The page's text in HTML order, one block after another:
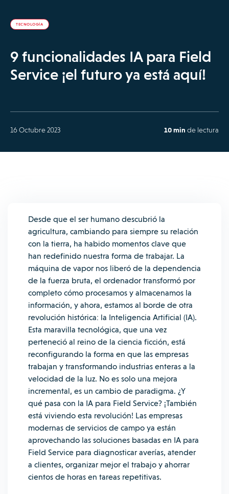
TECNOLOGÍA
9 funcionalidades IA para Field
Service ¡el futuro ya está aquí!
16 Octubre 2023 10 min de lectura
Desde que el ser humano descubrió la
agricultura, cambiando para siempre su relación
con la tierra, ha habido momentos clave que
han redefinido nuestra forma de trabajar. La
máquina de vapor nos liberó de la dependencia
de la fuerza bruta, el ordenador transformó por
completo cómo procesamos y almacenamos la
información, y ahora, estamos al borde de otra
revolución histórica: la Inteligencia Artificial (IA).
Esta maravilla tecnológica, que una vez
perteneció al reino de la ciencia ficción, está
reconfigurando la forma en que las empresas
trabajan y transformando industrias enteras a la
velocidad de la luz. No es solo una mejora
incremental, es un cambio de paradigma. ¿Y
qué pasa con la IA para Field Service? ¡También
está viviendo esta revolución! Las empresas
modernas de servicios de campo ya están
aprovechando las soluciones basadas en IA para
Field Service para diagnosticar averías, atender
a clientes, organizar mejor el trabajo y ahorrar
cientos de horas en tareas repetitivas.